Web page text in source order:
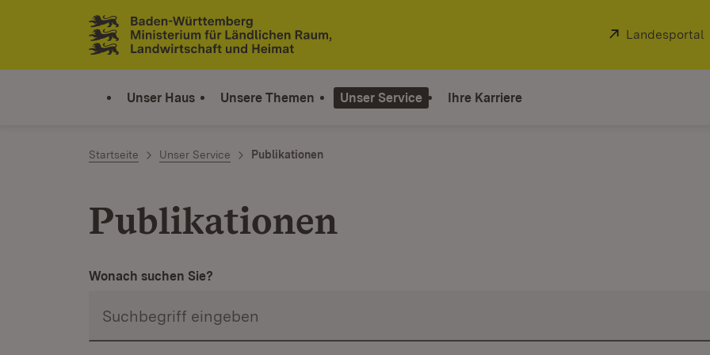
Zum Inhalt springen
Link zur Startseite
Extern:
Landesportal
Unser Haus Unsere Themen Unser Service Ihre Karriere
Startseite Unser Service Publikationen
Publikationen
Wonach suchen Sie?